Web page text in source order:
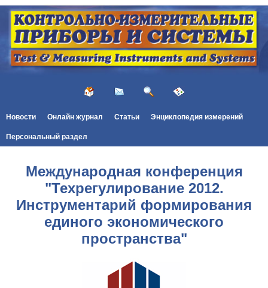
Новости Онлайн журнал Статьи Энциклопедия измерений
Персональный раздел
Международная конференция
"Техрегулирование 2012.
Инструментарий формирования
единого экономического
пространства"